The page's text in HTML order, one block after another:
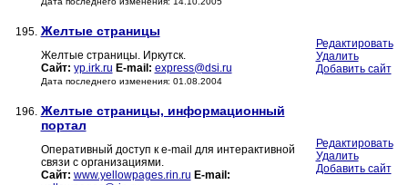
195. Желтые страницы
Желтые страницы. Иркутск.
Сайт: yp.irk.ru E-mail: express@dsi.ru
Дата последнего изменения: 01.08.2004
Редактировать
Удалить
Добавить сайт
196. Желтые страницы, информационный
портал
Оперативный доступ к e-mail для интерактивной
связи с организациями.
Сайт: www.yellowpages.rin.ru E-mail:
Редактировать
Удалить
Добавить сайт